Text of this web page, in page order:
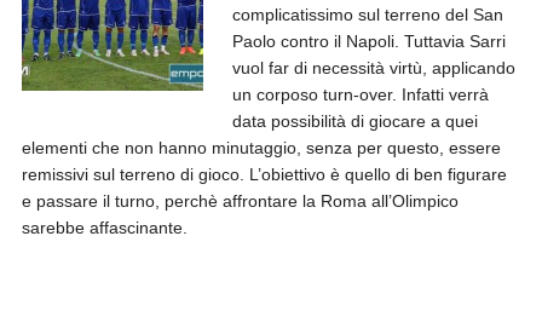
complicatissimo sul terreno del San
Paolo contro il Napoli. Tuttavia Sarri
vuol far di necessità virtù, applicando
un corposo turn-over. Infatti verrà
data possibilità di giocare a quei
elementi che non hanno minutaggio, senza per questo, essere
remissivi sul terreno di gioco. L’obiettivo è quello di ben figurare
e passare il turno, perchè affrontare la Roma all’Olimpico
sarebbe affascinante.